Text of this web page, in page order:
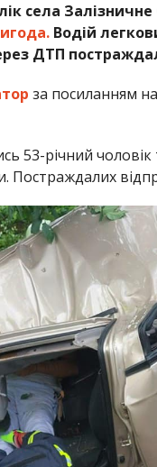
села
Водій
ДТП
за посиланням на
53-річний
Постраждалих